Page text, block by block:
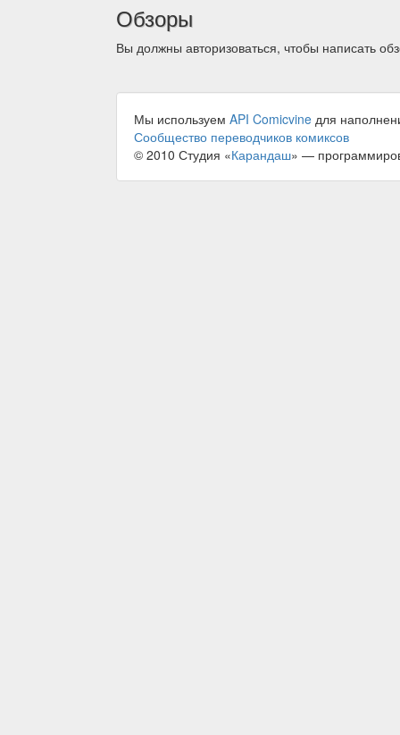
Обзоры
Вы должны авторизоваться, чтобы написать
Мы используем API Comicvine для
Сообщество переводчиков комиксов
© 2010 Студия «Карандаш» —